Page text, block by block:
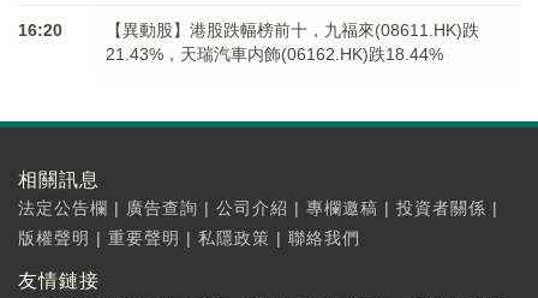
16:20
【異動股】港股跌幅榜前十，九福來(08611.HK)跌
21.43%，天瑞汽車内飾(06162.HK)跌18.44%
相關訊息
法定公告欄 | 廣告查詢 | 公司介紹 | 專欄邀稿 | 投資者關係 |
版權聲明 | 重要聲明 | 私隱政策 | 聯絡我們
友情鏈接